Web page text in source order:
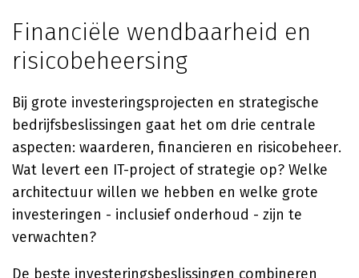
Financiële wendbaarheid en
risicobeheersing
Bij grote investeringsprojecten en strategische
bedrijfsbeslissingen gaat het om drie centrale
aspecten: waarderen, financieren en risicobeheer.
Wat levert een IT-project of strategie op? Welke
architectuur willen we hebben en welke grote
investeringen - inclusief onderhoud - zijn te
verwachten?
De beste investeringsbeslissingen combineren